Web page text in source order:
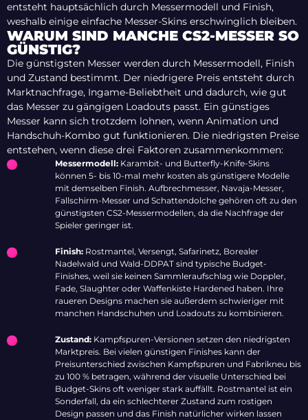
entsteht hauptsächlich durch Messermodell und Finish,
weshalb einige einfache Messer-Skins erschwinglich bleiben.
WARUM SIND MANCHE CS2-MESSER SO
GÜNSTIG?
Die günstigsten Messer werden durch Messermodell, Finish
und Zustand bestimmt. Der niedrigere Preis entsteht durch
Marktnachfrage, Ingame-Beliebtheit und dadurch, wie gut
das Messer zu gängigen Loadouts passt. Ein günstiges
Messer kann sich trotzdem lohnen, wenn Animation und
Handschuh-Kombo gut funktionieren. Die niedrigsten Preise
entstehen, wenn diese drei Faktoren zusammenkommen:
Messermodell: Karambit- und Butterfly-Knife-Skins
können 5- bis 10-mal mehr kosten als günstigere Modelle
mit demselben Finish. Aufbrechmesser, Navaja-Messer,
Fallschirm-Messer und Schattendolche gehören oft zu den
günstigsten CS2-Messermodellen, da die Nachfrage der
Spieler geringer ist.
Finish: Rostmantel, Versengt, Safarinetz, Borealer
Nadelwald und Wald-DDPAT sind typische Budget-
Finishes, weil sie keinen Sammleraufschlag wie Doppler,
Fade, Slaughter oder Waffenkiste Hardened haben. Ihre
raueren Designs machen sie außerdem schwieriger mit
manchen Handschuhen und Loadouts zu kombinieren.
Zustand: Kampfspuren-Versionen setzen den niedrigsten
Marktpreis. Bei vielen günstigen Finishes kann der
Preisunterschied zwischen Kampfspuren und Fabrikneu bis
zu 100 % betragen, während der visuelle Unterschied bei
Budget-Skins oft weniger stark auffällt. Rostmantel ist ein
Sonderfall, da ein schlechterer Zustand zum rostigen
Design passen und das Finish natürlicher wirken lassen